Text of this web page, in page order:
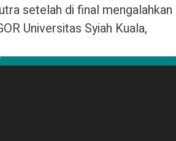
setelah di final mengalahkan
Universitas Syiah Kuala,